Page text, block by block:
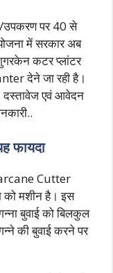
उपकरण पर 40 से
में सरकार अब
कटर प्लांटर
देने जा रही है।
दस्तावेज एवं आवेदन
फायदा
Cutter
को मशीन है। इस
बुवाई को बिलकुल
की बुवाई करने पर